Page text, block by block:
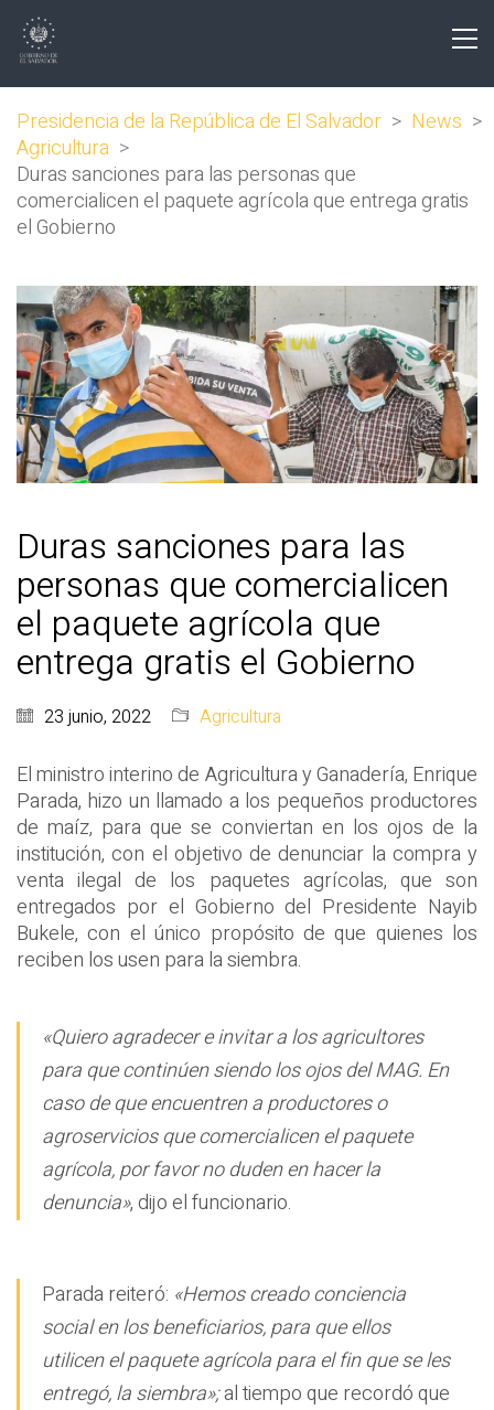
Presidencia de la República de El Salvador > News >
Agricultura >
Duras sanciones para las personas que
comercialicen el paquete agrícola que entrega gratis
el Gobierno
Duras sanciones para las
personas que comercialicen
el paquete agrícola que
entrega gratis el Gobierno
23 junio, 2022 Agricultura
El ministro interino de Agricultura y Ganadería, Enrique
Parada, hizo un llamado a los pequeños productores
de maíz, para que se conviertan en los ojos de la
institución, con el objetivo de denunciar la compra y
venta ilegal de los paquetes agrícolas, que son
entregados por el Gobierno del Presidente Nayib
Bukele, con el único propósito de que quienes los
reciben los usen para la siembra.
«Quiero agradecer e invitar a los agricultores
para que continúen siendo los ojos del MAG. En
caso de que encuentren a productores o
agroservicios que comercialicen el paquete
agrícola, por favor no duden en hacer la
denuncia», dijo el funcionario.
Parada reiteró: «Hemos creado conciencia
social en los beneficiarios, para que ellos
utilicen el paquete agrícola para el fin que se les
entregó, la siembra»;al tiempo que recordó que